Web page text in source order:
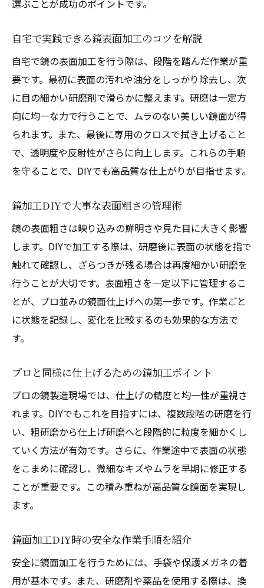
選ぶことが成功のポイントです。
自宅で実践できる鏡表面加工のコツを解説
自宅で鏡の表面加工を行う際は、段階を踏んだ作業が重
要です。最初に表面の汚れや油分をしっかり除去し、次
に目の細かい研磨剤で滑らかに整えます。研磨は一定方
向に均一な力で行うことで、ムラのない美しい鏡面が得
られます。また、最後に専用のクロスで拭き上げること
で、透明度や反射性がさらに向上します。これらの手順
を守ることで、DIYでも高品質な仕上がりが目指せます。
鏡加工DIYで大事な表面粗さの管理術
鏡の表面粗さは映り込みの鮮明さや見た目に大きく影響
します。DIYで加工する際は、研磨後に表面の状態を指で
触れて確認し、ざらつきが残る場合は再度細かい研磨を
行うことが大切です。表面粗さを一定以下に管理するこ
とが、プロ並みの鏡面仕上げへの第一歩です。作業ごと
に状態を記録し、変化を比較するのも効果的な方法で
す。
プロと同様に仕上げるための鏡加工ポイント
プロの鏡製造現場では、仕上げの精度と均一性が重視さ
れます。DIYでもこれを目指すには、複数段階の研磨を行
い、粗研磨から仕上げ研磨へと段階的に粒度を細かくし
ていく方法が有効です。さらに、作業途中で表面の状態
をこまめに確認し、微細なキズやムラを早期に修正する
ことが重要です。この積み重ねが高品質な鏡面を実現し
ます。
鏡面加工DIY時の安全な作業手順を紹介
安全に鏡面加工を行うためには、手袋や保護メガネの着
用が基本です。また、研磨剤や薬品を使用する際は、換